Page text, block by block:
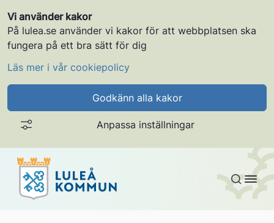
Vi använder kakor
På lulea.se använder vi kakor för att webbplatsen ska
fungera på ett bra sätt för dig
Läs mer i vår cookiepolicy
Godkänn alla kakor
Anpassa inställningar
Gå till innehållet